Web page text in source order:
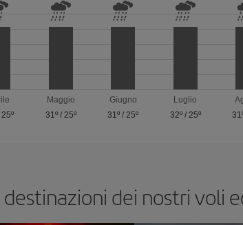
25º
Maggio
31º/ 25º
Giugno
31º /25º
Luglio
32º/ 25º
dei nostri voli